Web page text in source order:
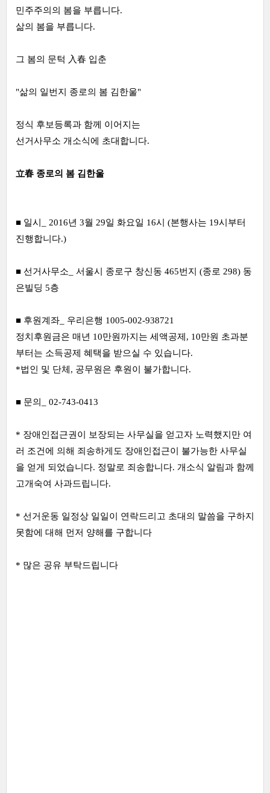
민주주의의 봄을 부릅니다.
삶의 봄을 부릅니다.
그 봄의 문턱 入春 입춘
"삶의 일번지 종로의 봄 김한울"
정식 후보등록과 함께 이어지는
선거사무소 개소식에 초대합니다.
立春 종로의 봄 김한울
■ 일시_ 2016년 3월 29일 화요일 16시 (본행사는 19시부터
진행합니다.)
■ 선거사무소_ 서울시 종로구 창신동 465번지 (종로 298) 동
은빌딩 5층
■ 후원계좌_ 우리은행 1005-002-938721
정치후원금은 매년 10만원까지는 세액공제, 10만원 초과분
부터는 소득공제 혜택을 받으실 수 있습니다.
*법인 및 단체, 공무원은 후원이 불가합니다.
■ 문의_ 02-743-0413
* 장애인접근권이 보장되는 사무실을 얻고자 노력했지만 여
러 조건에 의해 죄송하게도 장애인접근이 불가능한 사무실
을 얻게 되었습니다. 정말로 죄송합니다. 개소식 알림과 함께
고개숙여 사과드립니다.
* 선거운동 일정상 일일이 연락드리고 초대의 말씀을 구하지
못함에 대해 먼저 양해를 구합니다
* 많은 공유 부탁드립니다